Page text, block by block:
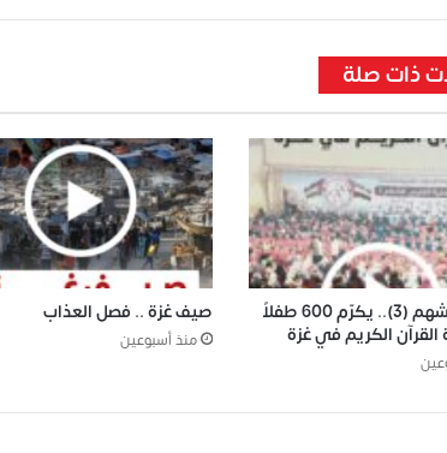
ذات صلة
الفارس الشهم (3).. يكرّم 600 طفلاً
الكريم في غزة
صيف غزة .. فصل العذاب
منذ أسبوعين